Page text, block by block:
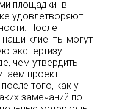
площадки в
удовлетворяют
После
клиенты могут
экспертизу
чем утвердить
проект
того, как у
замечаний по